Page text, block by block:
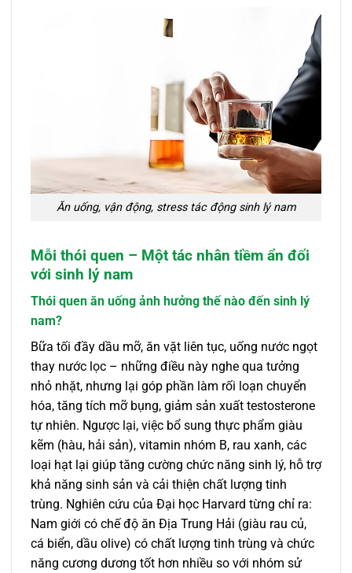
Ăn uống, vận động, stress tác động sinh lý nam
Mỗi thói quen – Một tác nhân tiềm ẩn đối
với sinh lý nam
Thói quen ăn uống ảnh hưởng thế nào đến sinh lý
nam?
Bữa tối đầy dầu mỡ, ăn vặt liên tục, uống nước ngọt
thay nước lọc – những điều này nghe qua tưởng
nhỏ nhặt, nhưng lại góp phần làm rối loạn chuyển
hóa, tăng tích mỡ bụng, giảm sản xuất testosterone
tự nhiên. Ngược lại, việc bổ sung thực phẩm giàu
kẽm (hàu, hải sản), vitamin nhóm B, rau xanh, các
loại hạt lại giúp tăng cường chức năng sinh lý, hỗ trợ
khả năng sinh sản và cải thiện chất lượng tinh
trùng. Nghiên cứu của Đại học Harvard từng chỉ ra:
Nam giới có chế độ ăn Địa Trung Hải (giàu rau củ,
cá biển, dầu olive) có chất lượng tinh trùng và chức
năng cương dương tốt hơn nhiều so với nhóm sử